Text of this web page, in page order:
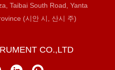
Taibai South Road, Yanta
(시안 시, 산시 주)
CO.,LTD